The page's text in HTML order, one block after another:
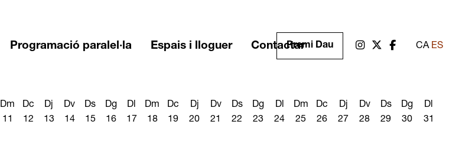
CA ES
Link a instagram
Link a twitter
Link a facebook
Premi Dau
Programació paralel·la Espais i lloguer Contactar
Dm
11
Dc
12
Dj
13
Dv
14
Ds
15
Dg
16
Dl
17
Dm
18
Dc
19
Dj
20
Dv
21
Ds
22
Dg
23
Dl
24
Dm
25
Dc
26
Dj
27
Dv
28
Ds
29
Dg
30
Dl
31